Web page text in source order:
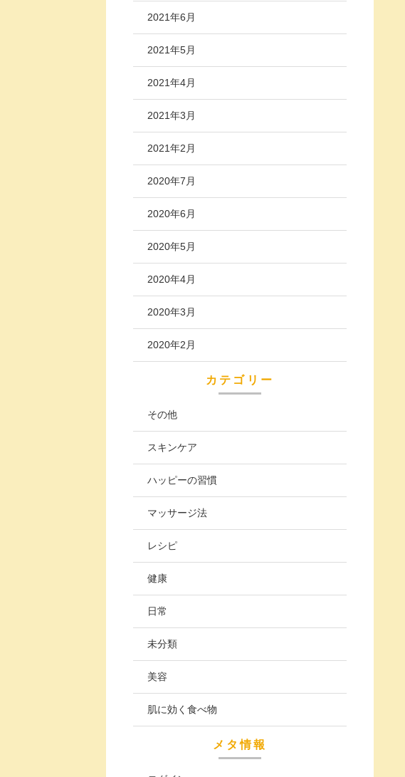
2021年6月
2021年5月
2021年4月
2021年3月
2021年2月
2020年7月
2020年6月
2020年5月
2020年4月
2020年3月
2020年2月
カテゴリー
その他
スキンケア
ハッピーの習慣
マッサージ法
レシピ
健康
日常
未分類
美容
肌に効く食べ物
メタ情報